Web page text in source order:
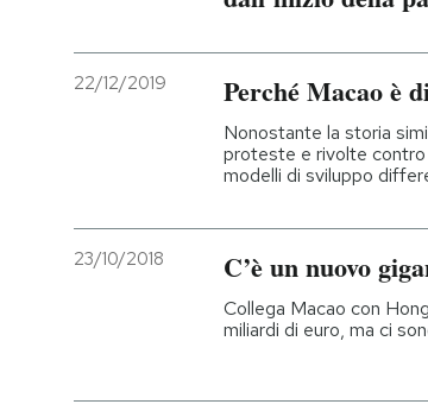
AREA PERSONALE
22/12/2019 Perché Macao è
Nonostante la storia
proteste e rivolte contro
modelli di sviluppo
23/10/2018 C’è un nuovo
Collega Macao con
miliardi di euro, ma ci